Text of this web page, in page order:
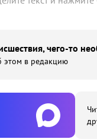
чего-то
этом в редакцию